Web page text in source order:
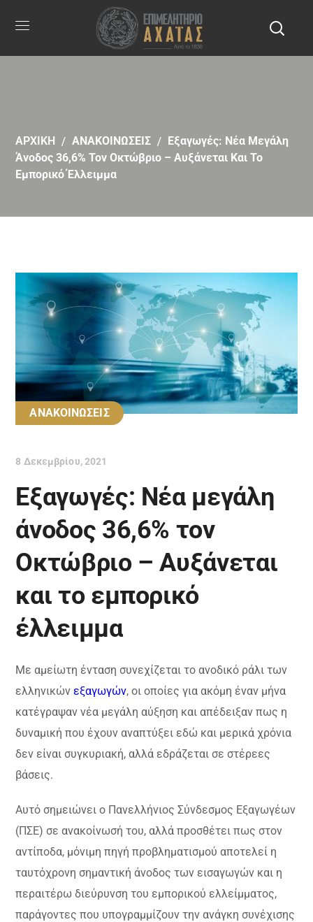
ΑΡΧΙΚΗ ΑΝΑΚΟΙΝΩΣΕΙΣ
Εξαγωγές: Νέα Μεγάλη
Άνοδος 36,6% Τον Οκτώβριο – Αυξάνεται Και Το
Εμπορικό Έλλειμμα
ΑΝΑΚΟΙΝΩΣΕΙΣ
8 Δεκεμβρίου, 2021
Εξαγωγές: Νέα μεγάλη
άνοδος 36,6% τον
Οκτώβριο – Αυξάνεται
και το εμπορικό
έλλειμμα
Mε αμείωτη ένταση συνεχίζεται το ανοδικό ράλι των
ελληνικώνεξαγωγών, οι οποίες για ακόμη έναν μήνα
κατέγραψαν νέα μεγάλη αύξηση και απέδειξαν πως η
δυναμική που έχουν αναπτύξει εδώ και μερικά χρόνια
δεν είναι συγκυριακή, αλλά εδράζεται σε στέρεες
βάσεις.
Αυτό σημειώνει ο Πανελλήνιος Σύνδεσμος Εξαγωγέων
(ΠΣΕ) σε ανακοίνωσή του, αλλά προσθέτει πως στον
αντίποδα, μόνιμη πηγή προβληματισμού αποτελεί η
ταυτόχρονη σημαντική άνοδος των εισαγωγών και η
περαιτέρω διεύρυνση του εμπορικού ελλείμματος,
παράγοντες που υπογραμμίζουν την ανάγκη συνέχισης